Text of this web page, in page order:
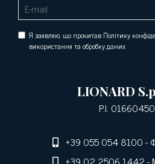
Я заявляю, що прочитав Політику
використання та обробку даних
LIONARD
P.I.
+39 055 054 8100-